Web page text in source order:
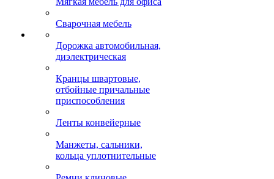
Сварочная мебель
Дорожка автомобильная,
диэлектрическая
Кранцы швартовые,
отбойные причальные
приспособления
Ленты конвейерные
Манжеты, сальники,
кольца уплотнительные